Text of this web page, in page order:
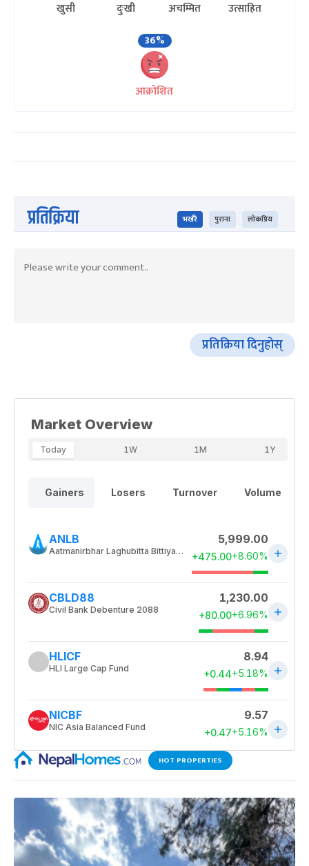
खुसी दुःखी अचम्मित
उत्साहित
36%
आक्रोशित
प्रतिक्रिया भर्खरै पुराना लोकप्रिय
प्रतिक्रिया दिनुहोस्
HOT PROPERTIES